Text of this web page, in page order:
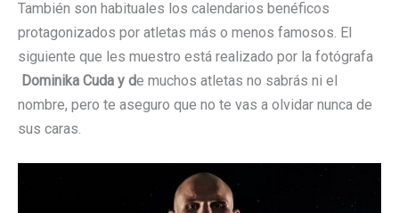
También son habituales los calendarios benéficos
protagonizados por atletas más o menos famosos. El
siguiente que les muestro está realizado por la fotógrafa
Dominika Cuda y de muchos atletas no sabrás ni el
nombre, pero te aseguro que no te vas a olvidar nunca de
sus caras.